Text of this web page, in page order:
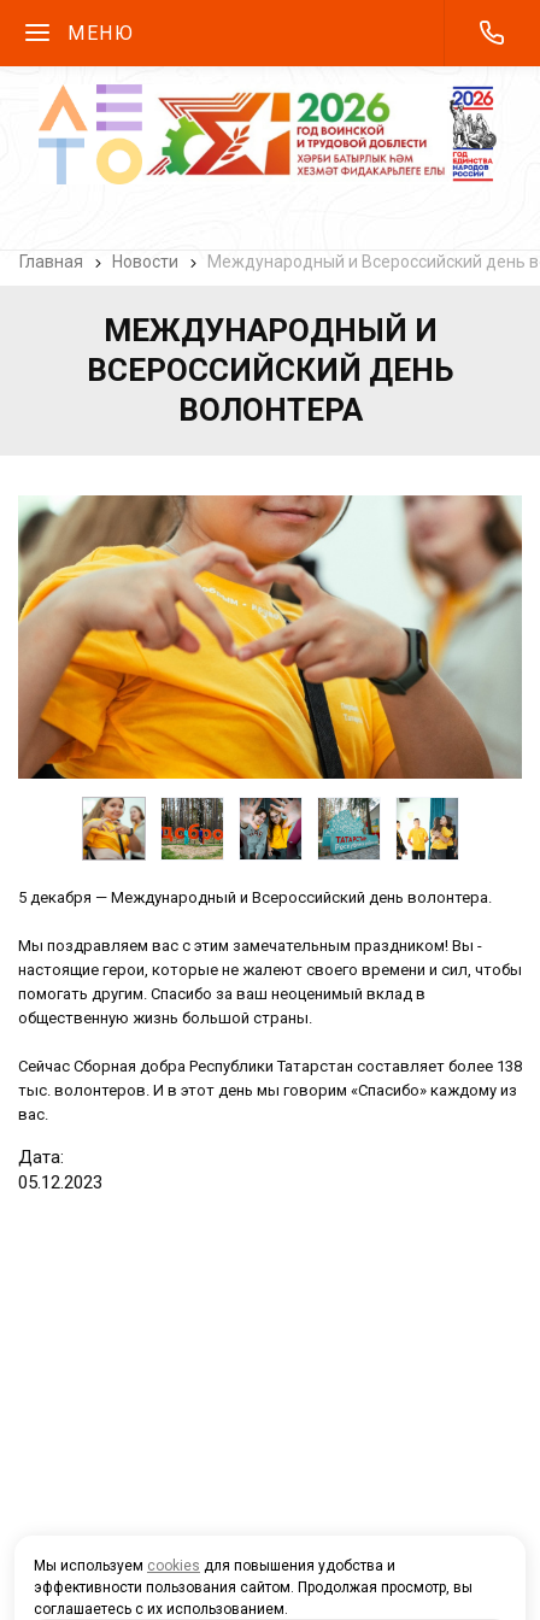
МЕНЮ
Главная Новости Международный и Всероссийский день
МЕЖДУНАРОДНЫЙ И
ВСЕРОССИЙСКИЙ ДЕНЬ
ВОЛОНТЕРА
5 декабря — Международный и Всероссийский день волонтера.
Мы поздравляем вас с этим замечательным праздником! Вы -
настоящие герои, которые не жалеют своего времени и сил, чтобы
помогать другим. Спасибо за ваш неоценимый вклад в
общественную жизнь большой страны.
Сейчас Сборная добра Республики Татарстан составляет более 138
тыс. волонтеров. И в этот день мы говорим «Спасибо» каждому из
вас.
Дата:
05.12.2023
Мы используем cookies для повышения удобства и
эффективности пользования сайтом. Продолжая просмотр, вы
соглашаетесь с их использованием.